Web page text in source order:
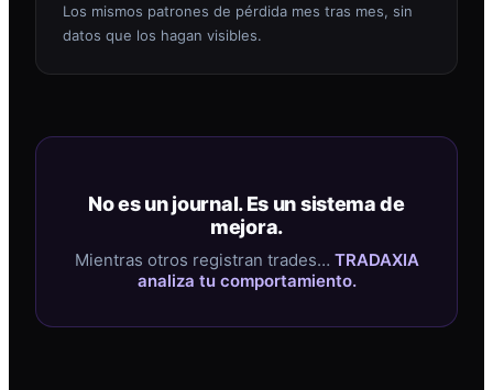
Los mismos patrones de pérdida mes tras mes, sin
datos que los hagan visibles.
No es un journal. Es un sistema de
mejora.
Mientras otros registran trades… TRADAXIA
analiza tu comportamiento.